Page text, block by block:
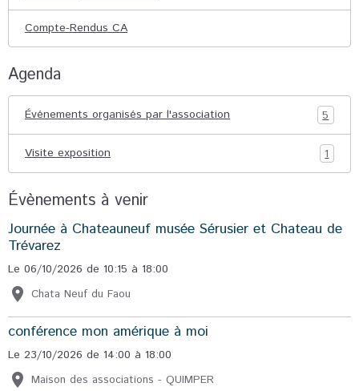
Compte-Rendus CA
Agenda
Événements organisés par l'association 5
Visite exposition 1
Évènements à venir
Journée à Chateauneuf musée Sérusier et Chateau de
Trévarez
Le 06/10/2026 de 10:15 à 18:00
Chata Neuf du Faou
conférence mon amérique à moi
Le 23/10/2026 de 14:00 à 18:00
Maison des associations - QUIMPER